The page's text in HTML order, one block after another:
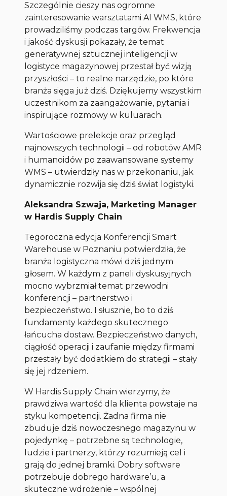
Szczególnie cieszy nas ogromne
zainteresowanie warsztatami AI WMS, które
prowadziliśmy podczas targów. Frekwencja
i jakość dyskusji pokazały, że temat
generatywnej sztucznej inteligencji w
logistyce magazynowej przestał być wizją
przyszłości – to realne narzędzie, po które
branża sięga już dziś. Dziękujemy wszystkim
uczestnikom za zaangażowanie, pytania i
inspirujące rozmowy w kuluarach.
Wartościowe prelekcje oraz przegląd
najnowszych technologii – od robotów AMR
i humanoidów po zaawansowane systemy
WMS – utwierdziły nas w przekonaniu, jak
dynamicznie rozwija się dziś świat logistyki.
Aleksandra Szwaja, Marketing Manager
w Hardis Supply Chain
Tegoroczna edycja Konferencji Smart
Warehouse w Poznaniu potwierdziła, że
branża logistyczna mówi dziś jednym
głosem. W każdym z paneli dyskusyjnych
mocno wybrzmiał temat przewodni
konferencji – partnerstwo i
bezpieczeństwo. I słusznie, bo to dziś
fundamenty każdego skutecznego
łańcucha dostaw. Bezpieczeństwo danych,
ciągłość operacji i zaufanie między firmami
przestały być dodatkiem do strategii – stały
się jej rdzeniem.
W Hardis Supply Chain wierzymy, że
prawdziwa wartość dla klienta powstaje na
styku kompetencji. Żadna firma nie
zbuduje dziś nowoczesnego magazynu w
pojedynkę – potrzebne są technologie,
ludzie i partnerzy, którzy rozumieją cel i
grają do jednej bramki. Dobry software
potrzebuje dobrego hardware’u, a
skuteczne wdrożenie – wspólnej